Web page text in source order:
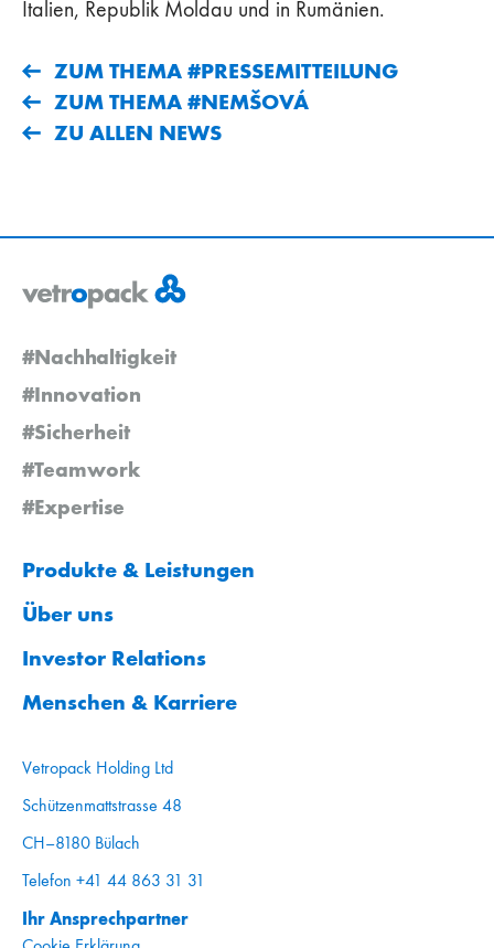
Italien, Republik Moldau und in Rumänien.
ZUM THEMA #PRESSEMITTEILUNG
ZUM THEMA #NEMŠOVÁ
ZU ALLEN NEWS
#Nachhaltigkeit
#Innovation
#Sicherheit
#Teamwork
#Expertise
Produkte & Leistungen
Über uns
Investor Relations
Menschen & Karriere
Vetropack Holding Ltd
Schützenmattstrasse 48
CH–8180 Bülach
Telefon +41 44 863 31 31
Ihr Ansprechpartner